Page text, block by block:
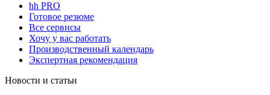
hh PRO
Готовое резюме
Все сервисы
Хочу у вас работать
Производственный календарь
Экспертная рекомендация
Новости и статьи